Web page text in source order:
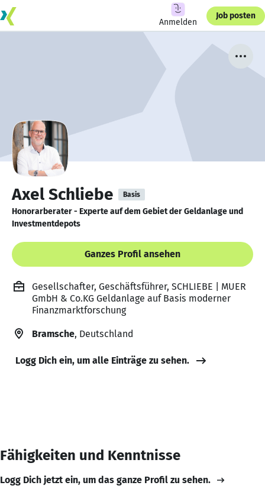
Anmelden
Job posten
Axel Schliebe Basis
Honorarberater - Experte auf dem Gebiet der Geldanlage und
Investmentdepots
Ganzes Profil ansehen
Gesellschafter, Geschäftsführer, SCHLIEBE | MUER
GmbH & Co.KG Geldanlage auf Basis moderner
Finanzmarktforschung
Bramsche, Deutschland
Logg Dich ein, um alle Einträge zu sehen.
Fähigkeiten und Kenntnisse
Logg Dich jetzt ein, um das ganze Profil zu sehen.